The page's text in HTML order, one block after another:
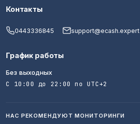
Контакты
0443336845 support@ecash.expert
График работы
Без выходных
С 10:00 до 22:00 по UTC+2
НАС РЕКОМЕНДУЮТ МОНИТОРИНГИ